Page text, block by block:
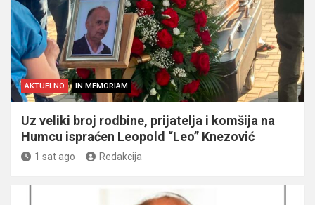
AKTUELNO IN MEMORIAM
Uz veliki broj rodbine, prijatelja i komšija na
Humcu ispraćen Leopold “Leo” Knezović
1 sat ago Redakcija